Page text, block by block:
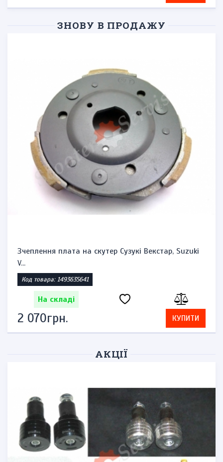
ЗНОВУ В ПРОДАЖУ
Зчеплення плата на скутер Сузукі Векстар, Suzuki
V...
Код товара: 1493635641
На складі
2 070грн. КУПИТИ
АКЦІЇ